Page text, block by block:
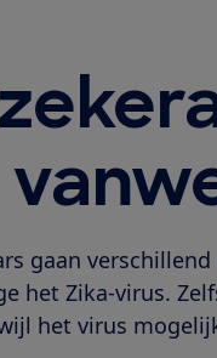
gaan
het Zika-virus.
het virus